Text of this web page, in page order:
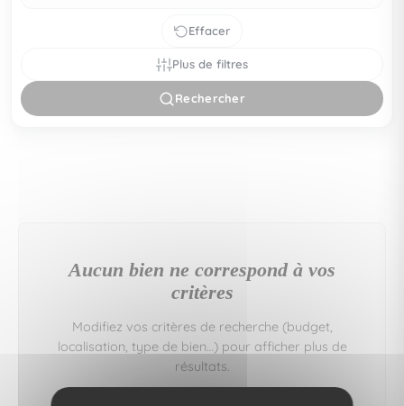
Effacer
Plus de filtres
Rechercher
Aucun bien ne correspond à vos
critères
Modifiez vos critères de recherche (budget,
localisation, type de bien…) pour afficher plus de
résultats.
Vous pouvez aussi créer une alerte e‑mail : nous